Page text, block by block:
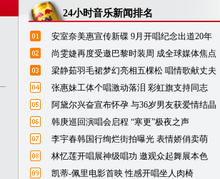
24小时音乐新闻排名
安室奈美惠宣传新碟 9月开唱纪念出道20年
尚雯婕再度受邀巴黎时装周 成全球媒体焦点
梁静茹羽毛裙梦幻亮相五棵松 唱情歌献丈夫
张惠妹工体个唱激动落泪 彩虹旗支持同志
阿黛尔兴奋宣布怀孕 与36岁男友获爱情结晶
韩庚巡回演唱会启程 “寒更”极夜之声
李宇春韩国行绚烂街拍曝光 表情娇俏卖萌
林忆莲开唱展神级唱功 邀观众起舞展本色
凯蒂-佩里电影首映 性感开唱坐人肉椅